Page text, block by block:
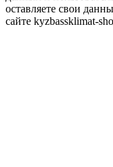
оставляете свои
сайте kyzbassklimat-